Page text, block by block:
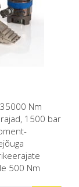
Nm
1500 bar
500 Nm